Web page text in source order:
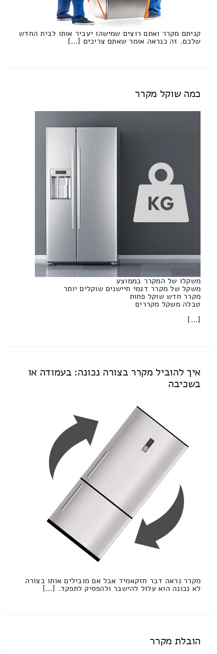
קניתם מקרר ואתם רוצים שמישהו יעביר אותו לבית החדש
שלכם. זה כנראה אומר שאתם צריכים […]
כמה שוקל מקרר
משקלו של המקרר בממוצע
משקל של מקרר דגמי חיישנים שוקלים יותר
מקרר חדש שוקל פחות
טבלה משקל מקררים
[…]
איך להוביל מקרר בצורה נכונה: בעמודה או
בשכיבה
מקרר נראה דבר חזקאמיד אבל אם מובילים אותו בצורה
לא נכונה הוא עלול להישבר ולהפסיק לתפקד. […]
הובלת מקרר